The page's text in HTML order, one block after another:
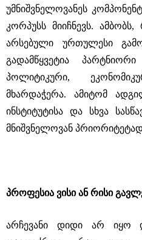
უმნიშვნელოვანეს
კორპუსს მიიჩნევს. ამბობს,
არსებული ურთულესი
გადამწყვეტია
პოლიტიკური,
მხარდაჭერა. ამიტომ
ინსტიტუტისა და სხვა
მნიშვნელოვან
პროფესია ვისი ან რისი
არჩევანი დიდი არ იყო